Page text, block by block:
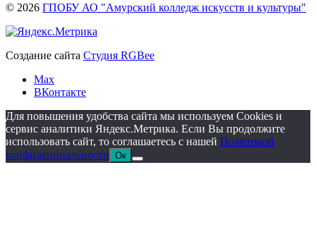
© 2026 ГПОБУ АО "Амурский колледж искусств и культуры"
Создание сайта Студия RGBee
Max
ВКонтакте
Для повышения удобства сайта мы используем Cookies и
сервис аналитики Яндекс.Метрика. Если Вы продолжите
использовать сайт, то соглашаетесь с нашей Политикой
конфиденциальности Ок